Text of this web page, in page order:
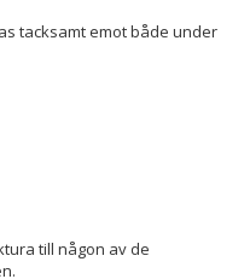
tacksamt emot både under
till någon av de